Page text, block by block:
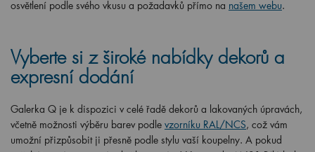
osvětlení podle svého vkusu a požadavků přímo na našem webu.
Vyberte si z široké nabídky dekorů a
expresní dodání
Galerka Q je k dispozici v celé řadě dekorů a lakovaných úpravách,
včetně možnosti výběru barev podle vzorníku RAL/NCS, což vám
umožní přizpůsobit ji přesně podle stylu vaší koupelny. A pokud